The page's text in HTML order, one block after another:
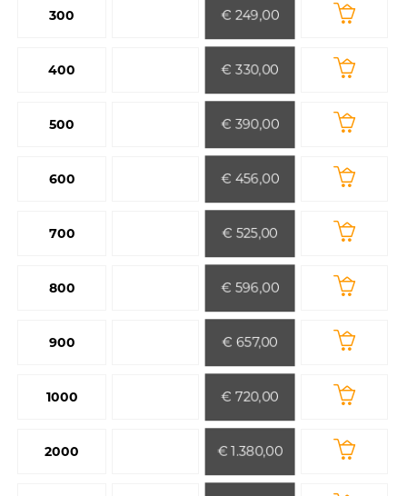
300 € 249,00
400 € 330,00
500 € 390,00
600 € 456,00
700 € 525,00
800 € 596,00
900 € 657,00
1000 € 720,00
2000 € 1.380,00